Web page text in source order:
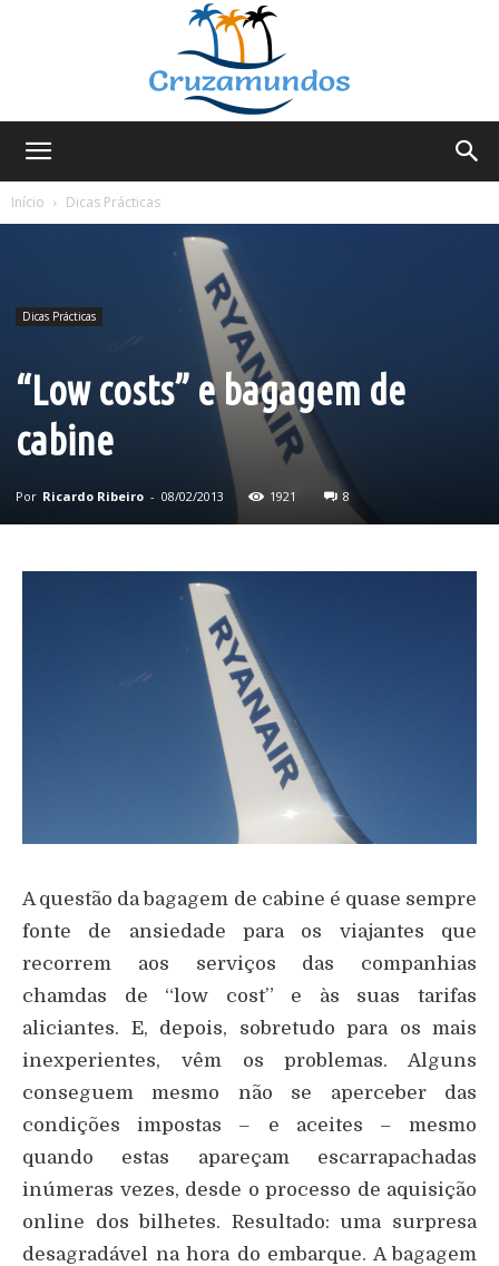
Início
Dicas Prácticas
Dicas Prácticas
“Low costs” e bagagem de
cabine
Por Ricardo Ribeiro - 08/02/2013 1921 8
A questão da bagagem de cabine é quase sempre
fonte de ansiedade para os viajantes que
recorrem aos serviços das companhias
chamdas de “low cost” e às suas tarifas
aliciantes. E, depois, sobretudo para os mais
inexperientes, vêm os problemas. Alguns
conseguem mesmo não se aperceber das
condições impostas – e aceites – mesmo
quando estas apareçam escarrapachadas
inúmeras vezes, desde o processo de aquisição
online dos bilhetes. Resultado: uma surpresa
desagradável na hora do embarque. A bagagem